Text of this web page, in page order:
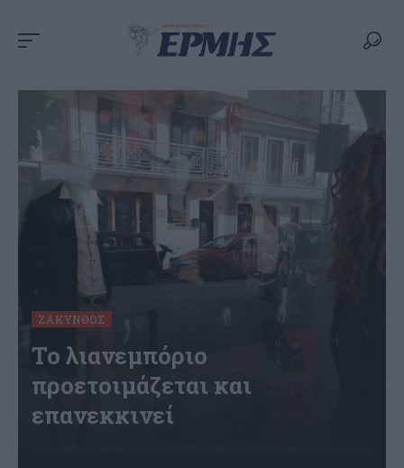
ΖΆΚΥΝΘΟΣ
Το λιανεμπόριο
προετοιμάζεται και
επανεκκινεί